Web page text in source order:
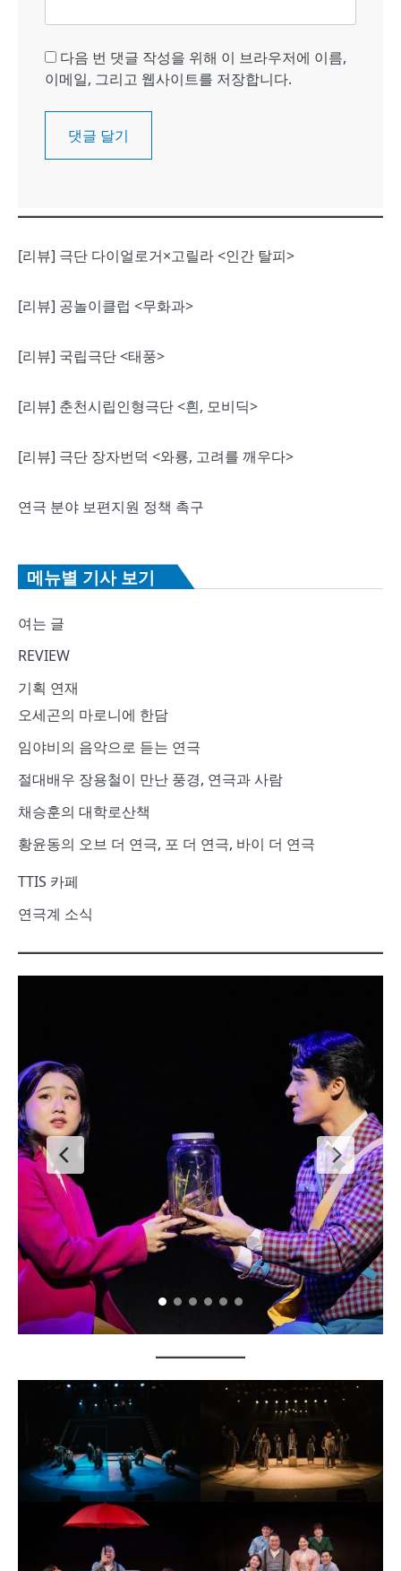
다음 번 댓글 작성을 위해 이 브라우저에 이름,
이메일, 그리고 웹사이트를 저장합니다.
[리뷰] 극단 다이얼로거×고릴라 <인간 탈피>
[리뷰] 공놀이클럽 <무화과>
[리뷰] 국립극단 <태풍>
[리뷰] 춘천시립인형극단 <흰, 모비딕>
[리뷰] 극단 장자번덕 <와룡, 고려를 깨우다>
연극 분야 보편지원 정책 촉구
메뉴별 기사 보기
여는 글
REVIEW
기획 연재
오세곤의 마로니에 한담
임야비의 음악으로 듣는 연극
절대배우 장용철이 만난 풍경, 연극과 사람
채승훈의 대학로산책
황윤동의 오브 더 연극, 포 더 연극, 바이 더 연극
TTIS 카페
연극계 소식